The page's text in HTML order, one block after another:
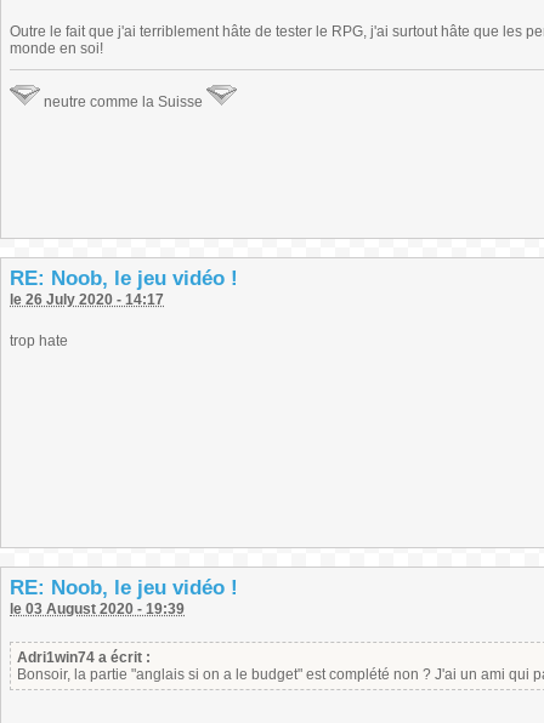
Outre le fait que j'ai terriblement hâte de tester le RPG, j'ai surtout hâte que les
monde en soi!
neutre comme la Suisse
RE: Noob, le jeu vidéo !
le 26 July 2020 - 14:17
trop hate
RE: Noob, le jeu vidéo !
le 03 August 2020 - 19:39
Adri1win74 a écrit :
Bonsoir, la partie "anglais si on a le budget" est complété non ? J'ai un ami qui